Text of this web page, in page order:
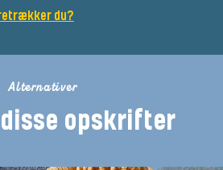
du?
Alternativer
disse opskrifter